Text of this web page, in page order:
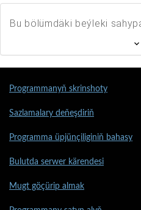
Bu bölümdäki beýleki
Programmanyň skrinshoty
Sazlamalary deňeşdiriň
Programma üpjünçiliginiň bahasy
Bulutda serwer kärendesi
Mugt göçürip almak